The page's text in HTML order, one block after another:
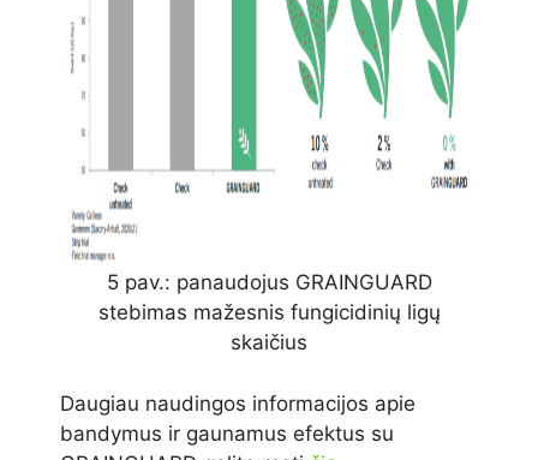
5 pav.: panaudojus GRAINGUARD
stebimas mažesnis fungicidinių ligų
skaičius
Daugiau naudingos informacijos apie
bandymus ir gaunamus efektus su